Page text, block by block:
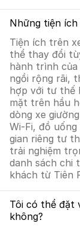
Những tiện
Tiện ích trên
thể thay đổi
hành trình
ngồi rộng rãi,
hợp với tư thế
mặt trên hầu
dòng xe
Wi-Fi, đồ
gian riêng tư
trải nghiệm
danh sách chi
khách từ Tiên
Tôi có thể đặt
không?